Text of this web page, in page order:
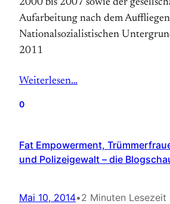
2000 bis 2007 sowie der
Aufarbeitung nach dem
Nationalsozialistischen
2011
Weiterlesen…
0
Fat Empowerment,
und Polizeigewalt – die
Mai 10, 2014•2 Minuten Lesezeit